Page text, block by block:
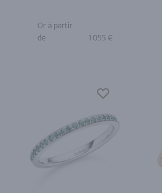
Or à partir
de
1 055 €